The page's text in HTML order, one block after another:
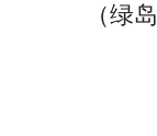
（绿